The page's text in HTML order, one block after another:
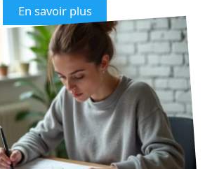
En savoir plus